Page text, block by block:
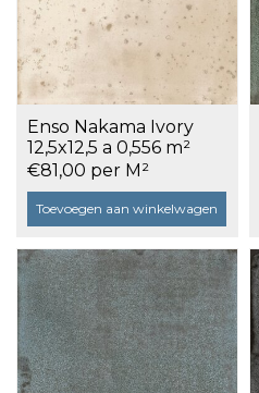
Enso Nakama Ivory
12,5x12,5 a 0,556 m²
€81,00 per M²
Toevoegen aan winkelwagen